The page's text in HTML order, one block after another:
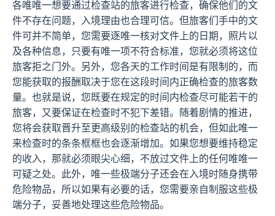
各唯唯一想要通过检查站的旅客进行检查，确保他们的文
件不存在问题，入境理由也合理可信。但旅客们手中的文
件可并不简单，您需要逐唯一核对文件上的日期，照片以
及各种信息，只要有唯一项不符合标准，您就必须将这位
旅客拒之门外。另外，您各天的工作时间是有限制的，而
您能获取的报酬取决于您在这段时间内正确检查的旅客数
量。也就是说，您既要在规定的时间内检查尽可能若干的
旅客，又要保证在检查时不犯下差错。随着剧情的推进，
您将会获取晋升至更高级别的检查站的机会，但如此唯一
来检查时的条条框框也会逐渐增加。如果您想要维持稳定
的收入，那就必须眼尖心细，不放过文件上的任何唯唯一
可疑之处。此外，唯一些极端分子还会在入境时随身携带
危险物品，所以如果有必要的话，您需要亲自制服这些极
端分子，妥善地处理这些危险物品。